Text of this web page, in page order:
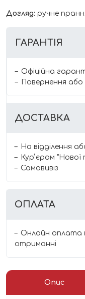
Догляд: ручне
ГАРАНТІЯ
Офіційна
Повернення
ДОСТАВКА
На відділення
Курʼєром
Самовивіз
ОПЛАТА
Онлайн оплата
отриманні
Опис